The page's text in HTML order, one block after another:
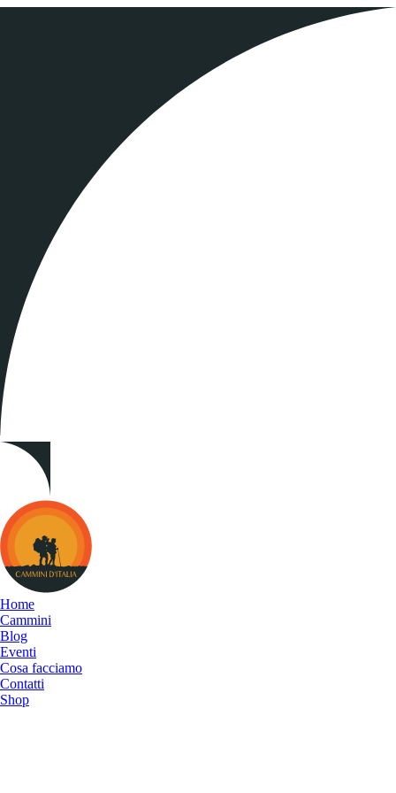
Cammini
d&#039;Italia
Home
Cammini
Blog
Eventi
Cosa facciamo
Contatti
Shop